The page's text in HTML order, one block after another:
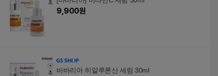
9,900원
바바리아 히알루론산 세럼 30ml